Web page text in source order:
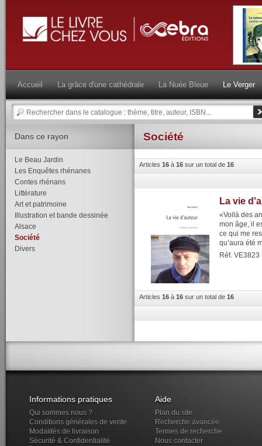
Accueil La grâce d'une cathédrale La Nuée Bleue Le Verger
Société
Articles 16 à 16 sur un total de 16
La vie
«Voilà des
mon âge, il
ce qui me
qu’aura été
Réf. VE3823
Articles 16 à 16 sur un total de 16
Dans ce rayon
Le Beau Jardin
Les Enquêtes rhénanes
Contes rhénans
Littérature
Art et patrimoine
Illustration et bande dessinée
Alsace
Société
Divers
Informations pratiques
Qui sommes nous ?
Conditions générales de vente
Modalités de livraison
Sécurité & Confidentialité
Aide
Plan du site
Recherche avancée
Termes de recherche
Nous contacter